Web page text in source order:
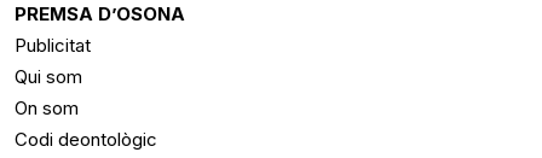
PREMSA D’OSONA
Publicitat
Qui som
On som
Codi deontològic